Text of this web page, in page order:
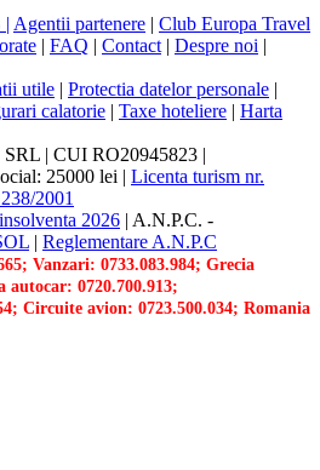
| Agentii partenere | Club Europa Travel
| FAQ | Contact | Despre noi |
utile | Protectia datelor personale |
calatorie | Taxe hoteliere | Harta
| CUI RO20945823 |
25000 lei | Licenta turism nr.
2001
2026 | A.N.P.C. -
| Reglementare A.N.P.C
Vanzari: 0733.083.984; Grecia
autocar: 0720.700.913;
Circuite avion: 0723.500.034; Romania